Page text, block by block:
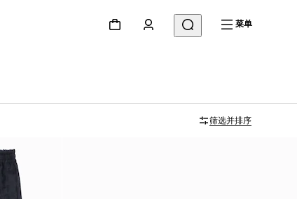
菜单
筛选并排序